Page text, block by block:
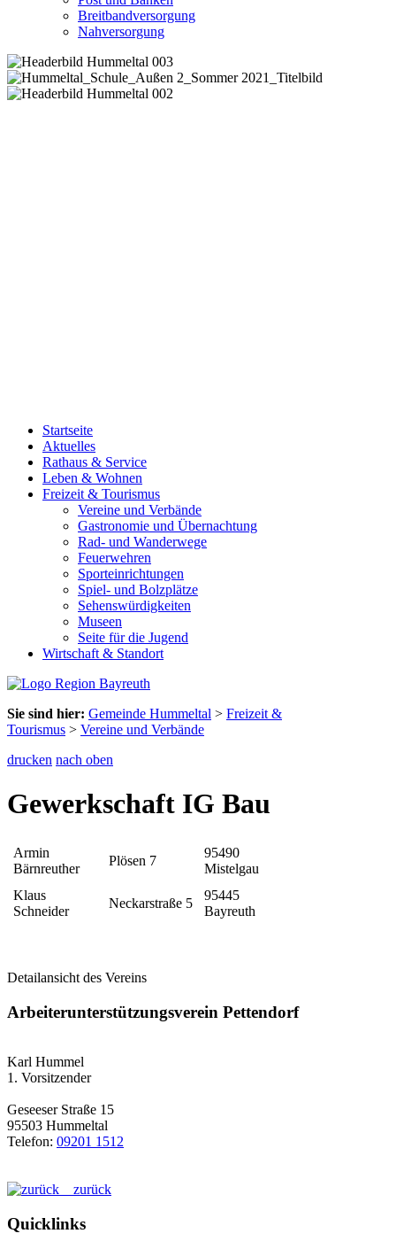
Breitbandversorgung
Nahversorgung
Startseite
Aktuelles
Rathaus & Service
Leben & Wohnen
Freizeit & Tourismus
Vereine und Verbände
Gastronomie und Übernachtung
Rad- und Wanderwege
Feuerwehren
Sporteinrichtungen
Spiel- und Bolzplätze
Sehenswürdigkeiten
Museen
Seite für die Jugend
Wirtschaft & Standort
Sie sind hier: Gemeinde Hummeltal > Freizeit &
Tourismus > Vereine und Verbände
drucken nach oben
Gewerkschaft IG Bau
Armin
Bärnreuther
Plösen 7
95490
Mistelgau
Klaus
Schneider
Neckarstraße 5
95445
Bayreuth
Detailansicht des Vereins
Arbeiterunterstützungsverein Pettendorf
Karl Hummel
1. Vorsitzender
Geseeser Straße 15
95503 Hummeltal
Telefon: 09201 1512
zurück
Quicklinks